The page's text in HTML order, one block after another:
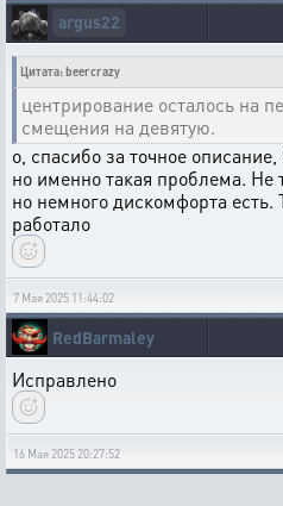
argus22
Цитата: beercrazy
центрирование осталось на
смещения на девятую.
о, спасибо за точное
но именно такая проблема. Не
но немного дискомфорта
работало
7 Мая 2025 11:44:02
RedBarmaley
Исправлено
16 Мая 2025 20:27:52